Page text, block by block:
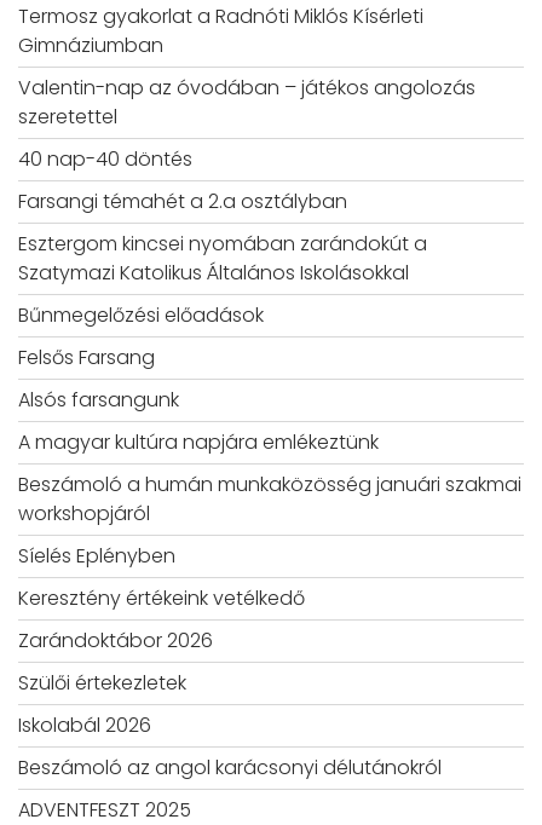
Termosz gyakorlat a Radnóti Miklós Kísérleti
Gimnáziumban
Valentin-nap az óvodában – játékos angolozás
szeretettel
40 nap-40 döntés
Farsangi témahét a 2.a osztályban
Esztergom kincsei nyomában zarándokút a
Szatymazi Katolikus Általános Iskolásokkal
Bűnmegelőzési előadások
Felsős Farsang
Alsós farsangunk
A magyar kultúra napjára emlékeztünk
Beszámoló a humán munkaközösség januári szakmai
workshopjáról
Síelés Eplényben
Keresztény értékeink vetélkedő
Zarándoktábor 2026
Szülői értekezletek
Iskolabál 2026
Beszámoló az angol karácsonyi délutánokról
ADVENTFESZT 2025